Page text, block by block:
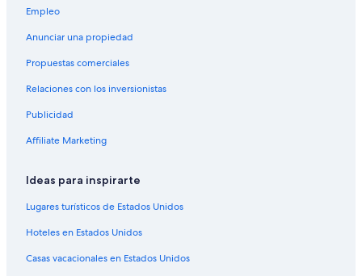
Hoteles de lujo en Acajutla
Hoteles en la playa en Acajutla
Empleo
Anunciar una propiedad
Propuestas comerciales
Relaciones con los inversionistas
Publicidad
Affiliate Marketing
Ideas para inspirarte
Lugares turísticos de Estados Unidos
Hoteles en Estados Unidos
Casas vacacionales en Estados Unidos